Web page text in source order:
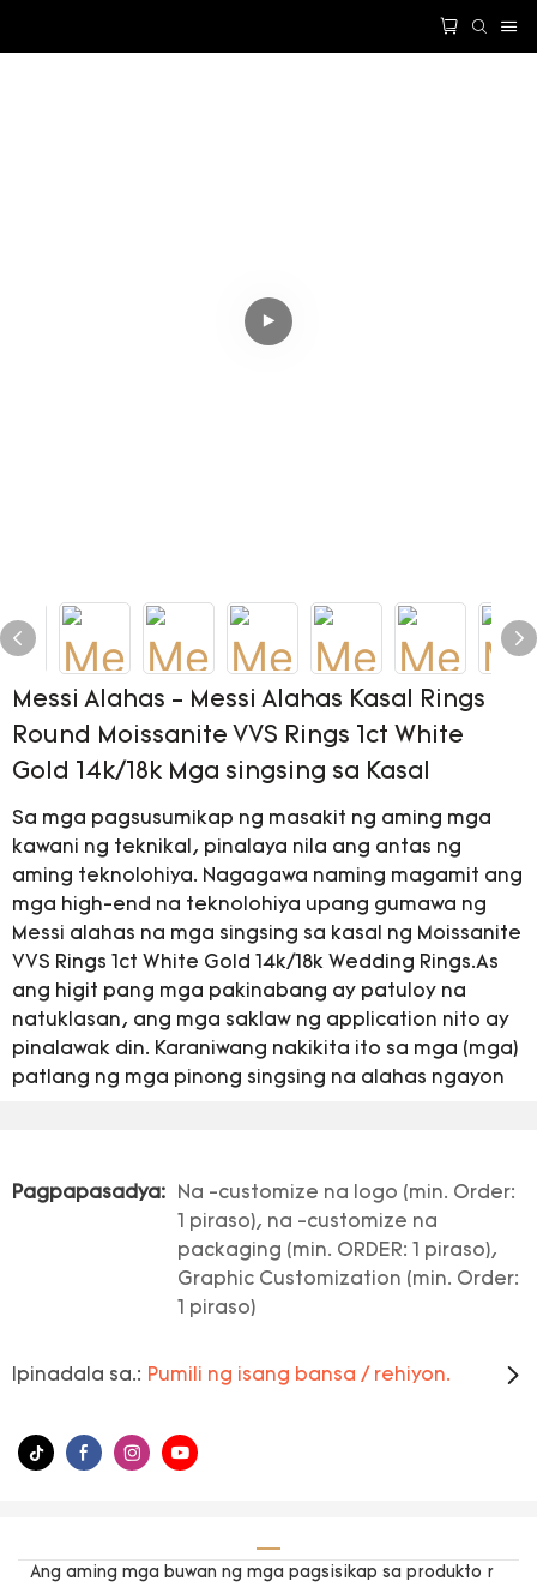
Messi Alahas - Messi Alahas Kasal Rings
Round Moissanite VVS Rings 1ct White
Gold 14k/18k Mga singsing sa Kasal
Sa mga pagsusumikap ng masakit ng aming mga
kawani ng teknikal, pinalaya nila ang antas ng
aming teknolohiya. Nagagawa naming magamit ang
mga high-end na teknolohiya upang gumawa ng
Messi alahas na mga singsing sa kasal ng Moissanite
VVS Rings 1ct White Gold 14k/18k Wedding Rings.As
ang higit pang mga pakinabang ay patuloy na
natuklasan, ang mga saklaw ng application nito ay
pinalawak din. Karaniwang nakikita ito sa mga (mga)
patlang ng mga pinong singsing na alahas ngayon
Pagpapasadya:
Na -customize na logo (min. Order:
1 piraso), na -customize na
packaging (min. ORDER: 1 piraso),
Graphic Customization (min. Order:
1 piraso)
Ipinadala sa.: Pumili ng isang bansa / rehiyon.
Ang aming mga buwan ng mga pagsisikap sa produkto r